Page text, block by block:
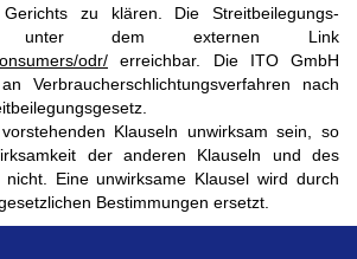
zu klären. Die Streitbeilegungs-
unter dem externen Link
odr/ erreichbar. Die ITO GmbH
Verbraucherschlichtungsverfahren nach
Klauseln unwirksam sein, so
der anderen Klauseln und des
nicht. Eine unwirksame Klausel wird durch
Bestimmungen ersetzt.